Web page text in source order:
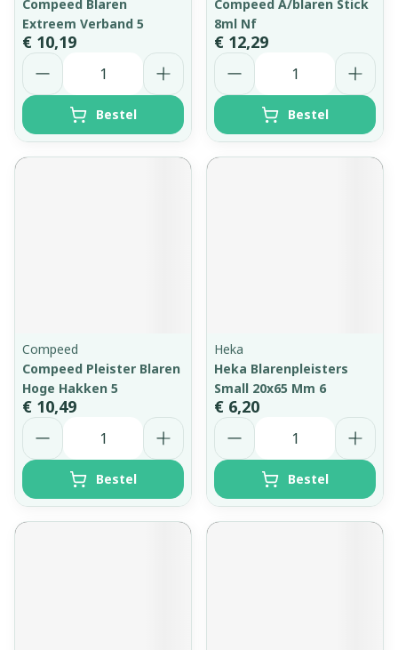
Compeed Blaren
Extreem Verband 5
€ 10,19
Aantal
Bestel
Compeed A/blaren Stick
8ml Nf
€ 12,29
Aantal
Bestel
Compeed
Compeed Pleister Blaren
Hoge Hakken 5
€ 10,49
Aantal
Bestel
Heka
Heka Blarenpleisters
Small 20x65 Mm 6
€ 6,20
Aantal
Bestel